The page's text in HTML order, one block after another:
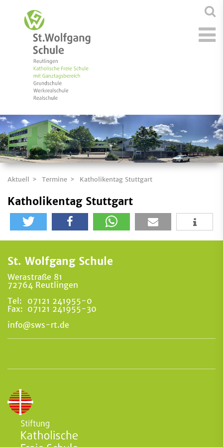
Aktuell Termine Katholikentag Stuttgart
Katholikentag Stuttgart
St. Wolfgang Schule
Werastraße 81
72764 Reutlingen
Tel:
07121 241955-0
Fax: 07121 241955-30
info@sws-rt.de